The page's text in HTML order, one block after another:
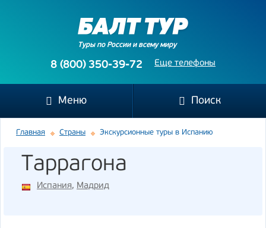
Туры по России и всему миру
Еще телефоны
8 (800) 350-39-72
Меню Поиск
Главная Страны Экскурсионные туры в Испанию
Таррагона
Испания, Мадрид